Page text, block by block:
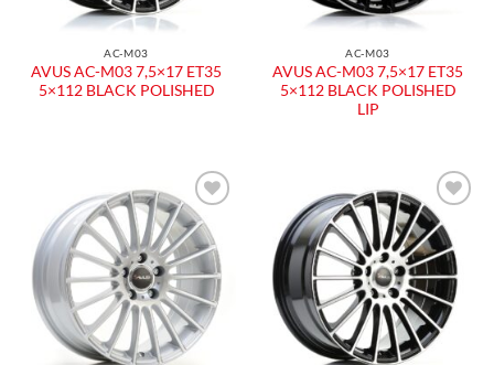
AC-M03
AVUS AC-M03 7,5×17 ET35
5×112 BLACK POLISHED
AC-M03
AVUS AC-M03 7,5×17 ET35
5×112 BLACK POLISHED
LIP
Aggiungi
alla lista
dei
desideri
Aggiungi
alla lista
dei
desideri